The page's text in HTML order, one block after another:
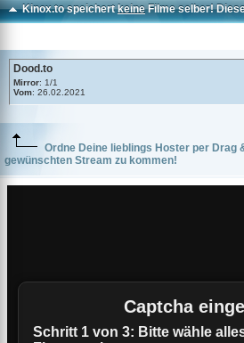
Kinox.to speichertkeineFilme selber!
Dood.to
Mirror: 1/1
Vom: 26.02.2021
Ordne Deine lieblings Hoster per Drag
gewünschten Stream zu kommen!